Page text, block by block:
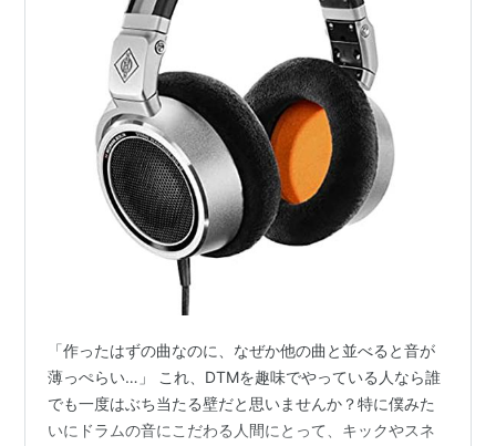
「作ったはずの曲なのに、なぜか他の曲と並べると音が
薄っぺらい…」 これ、DTMを趣味でやっている人なら誰
でも一度はぶち当たる壁だと思いませんか？特に僕みた
いにドラムの音にこだわる人間にとって、キックやスネ